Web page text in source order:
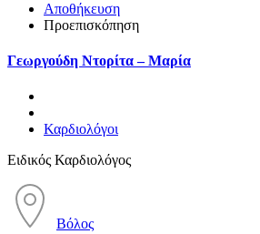
Αποθήκευση
Προεπισκόπηση
Γεωργούδη Ντορίτα – Μαρία
Καρδιολόγοι
Ειδικός Καρδιολόγος
Βόλος